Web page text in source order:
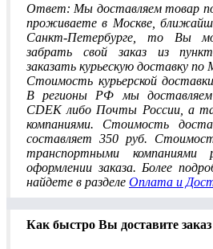
Ответ: Мы доставляем товар
проживаете в Москве,
Санкт-Петербурге, то Вы
забрать свой заказ из
заказать курьескую доставку
Стоимость курьерской
В регионы РФ мы доставляем
CDEK либо Почты России, а
компаниями. Стоимость
составляет 350 руб.
транспортными компаниями
оформлении заказа. Более
найдете в разделе Оплата и
Как быстро Вы доставите